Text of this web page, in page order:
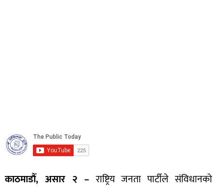
काठमाडौँ, असार २ –राष्ट्रिय जनता पार्टीले संविधानको